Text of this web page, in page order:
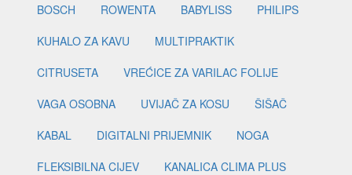
BOSCH
ROWENTA BABYLISS
PHILIPS
KUHALO ZA KAVU
MULTIPRAKTIK
CITRUSETA
VREĆICE ZA VARILAC FOLIJE
VAGA OSOBNA
UVIJAČ ZA KOSU
ŠIŠAČ
KABAL
DIGITALNI PRIJEMNIK
NOGA
FLEKSIBILNA CIJEV
KANALICA CLIMA PLUS